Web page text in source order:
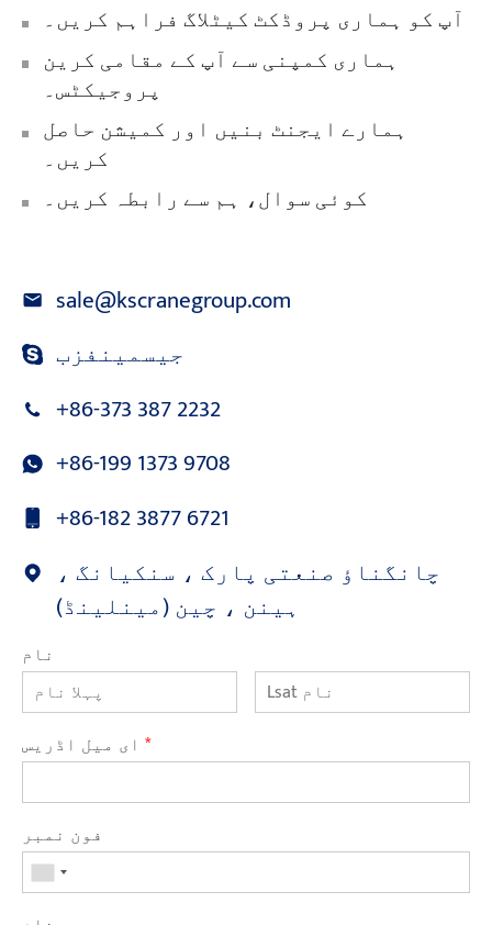
آپ کو ہماری پروڈکٹ کیٹلاگ فراہم کریں۔
ہماری کمپنی سے آپ کے مقامی کرین
پروجیکٹس۔
ہمارے ایجنٹ بنیں اور کمیشن حاصل
کریں۔
کوئی سوال، ہم سے رابطہ کریں۔
sale@kscranegroup.com
جیسمینفزب
+86-373 387 2232
+86-199 1373 9708
+86-182 3877 6721
چانگناؤ صنعتی پارک ، سنکیانگ ،
ہینن ، چین (مینلینڈ)
نام
*
فون نمبر